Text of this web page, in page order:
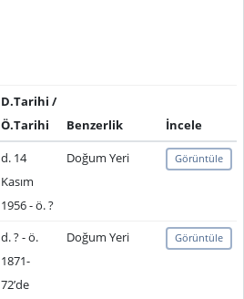
D.Tarihi /
Ö.Tarihi
Benzerlik
İncele
d. 14
Kasım
1956 - ö. ?
Doğum Yeri Görüntüle
d. ? - ö.
1871-
72’de
Doğum Yeri Görüntüle